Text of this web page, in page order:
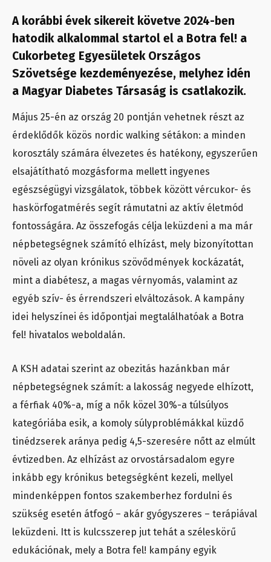
A korábbi évek sikereit követve 2024-ben
hatodik alkalommal startol el a Botra fel! a
Cukorbeteg Egyesületek Országos
Szövetsége kezdeményezése, melyhez idén
a Magyar Diabetes Társaság is csatlakozik.
Május 25-én az ország 20 pontján vehetnek részt az
érdeklődők közös nordic walking sétákon: a minden
korosztály számára élvezetes és hatékony, egyszerűen
elsajátítható mozgásforma mellett ingyenes
egészségügyi vizsgálatok, többek között vércukor- és
haskörfogatmérés segít rámutatni az aktív életmód
fontosságára. Az összefogás célja leküzdeni a ma már
népbetegségnek számító elhízást, mely bizonyítottan
növeli az olyan krónikus szövődmények kockázatát,
mint a diabétesz, a magas vérnyomás, valamint az
egyéb szív- és érrendszeri elváltozások. A kampány
idei helyszínei és időpontjai megtalálhatóak a Botra
fel! hivatalos weboldalán.
A KSH adatai szerint az obezitás hazánkban már
népbetegségnek számít: a lakosság negyede elhízott,
a férfiak 40%-a, míg a nők közel 30%-a túlsúlyos
kategóriába esik, a komoly súlyproblémákkal küzdő
tinédzserek aránya pedig 4,5-szeresére nőtt az elmúlt
évtizedben. Az elhízást az orvostársadalom egyre
inkább egy krónikus betegségként kezeli, mellyel
mindenképpen fontos szakemberhez fordulni és
szükség esetén átfogó – akár gyógyszeres – terápiával
leküzdeni. Itt is kulcsszerep jut tehát a széleskörű
edukációnak, mely a Botra fel! kampány egyik